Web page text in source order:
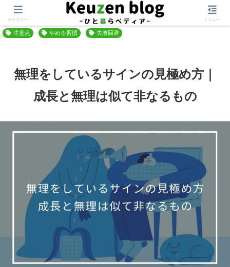
ホーム 自分軸を作る ルールづくり
注意点 やめる習慣 失敗回避
無理をしているサインの見極め方｜
成長と無理は似て非なるもの
カテゴリー メニュー